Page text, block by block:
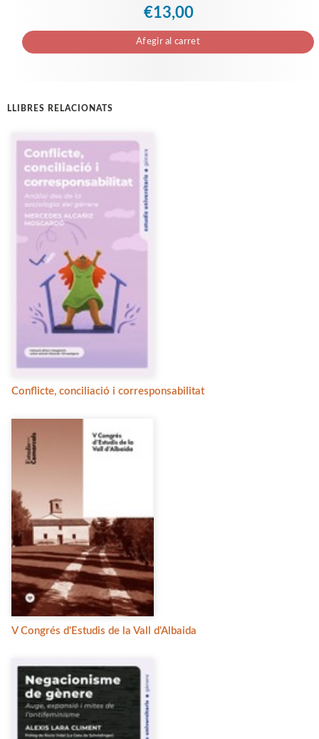
€13,00
Afegir al carret
LLIBRES RELACIONATS
Conflicte, conciliació i corresponsabilitat
V Congrés d'Estudis de la Vall d'Albaida